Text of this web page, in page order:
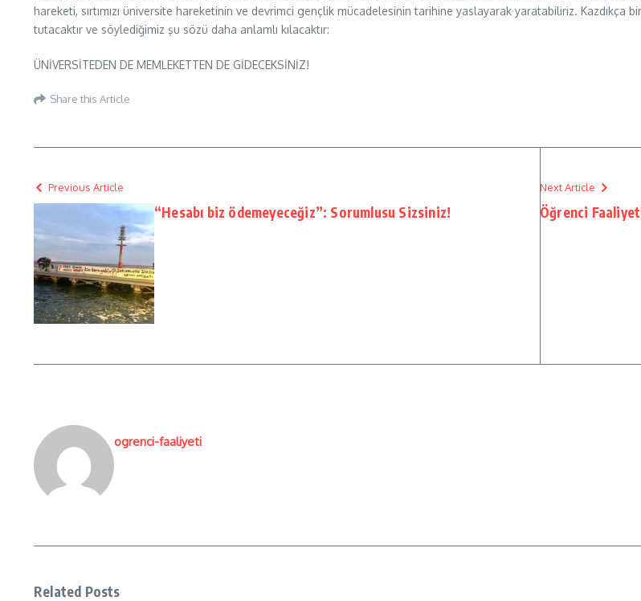
hareketi, sırtımızı üniversite hareketinin ve devrimci gençlik mücadelesinin tarihine yaslayarak yaratabiliriz. Kazdıkça
tutacaktır ve söylediğimiz şu sözü daha anlamlı kılacaktır:
ÜNİVERSİTEDEN DE MEMLEKETTEN DE GİDECEKSİNİZ!
Share this Article
Previous Article
“Hesabı biz ödemeyeceğiz”: Sorumlusu Sizsiniz!
Next Article
Öğrenci
ogrenci-faaliyeti
Related Posts